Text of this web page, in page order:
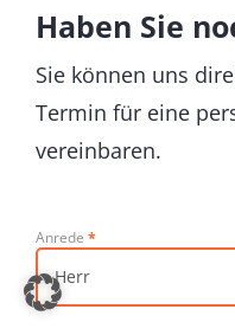
Haben Sie
Sie können uns
Termin für eine
vereinbaren.
Kontaktformular
Anrede *